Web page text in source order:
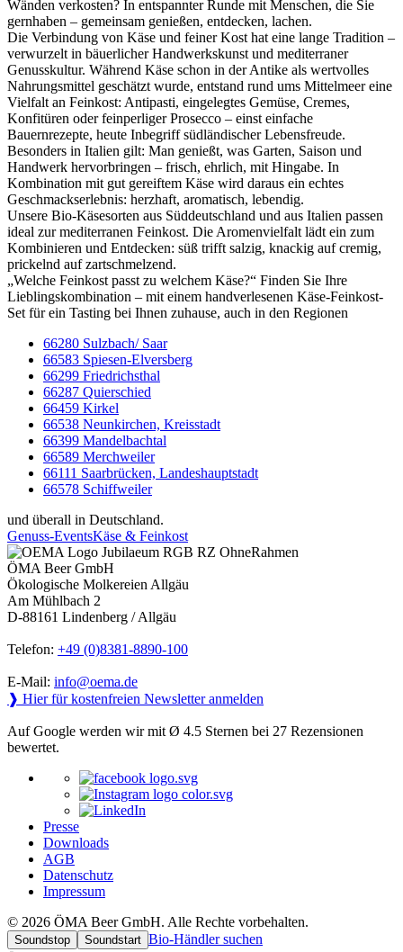
Wänden verkosten? In entspannter Runde mit Menschen, die Sie
gernhaben – gemeinsam genießen, entdecken, lachen.
Die Verbindung von Käse und feiner Kost hat eine lange Tradition –
verwurzelt in bäuerlicher Handwerkskunst und mediterraner
Genusskultur. Während Käse schon in der Antike als wertvolles
Nahrungsmittel geschätzt wurde, entstand rund ums Mittelmeer eine
Vielfalt an Feinkost: Antipasti, eingelegtes Gemüse, Cremes,
Konfitüren oder feinperliger Prosecco – einst einfache
Bauernrezepte, heute Inbegriff südländischer Lebensfreude.
Besonders in Italien gilt: Man genießt, was Garten, Saison und
Handwerk hervorbringen – frisch, ehrlich, mit Hingabe. In
Kombination mit gut gereiftem Käse wird daraus ein echtes
Geschmackserlebnis: herzhaft, aromatisch, lebendig.
Unsere Bio-Käsesorten aus Süddeutschland und aus Italien passen
ideal zur mediterranen Feinkost. Die Aromenvielfalt lädt ein zum
Kombinieren und Entdecken: süß trifft salzig, knackig auf cremig,
prickelnd auf zartschmelzend.
„Welche Feinkost passt zu welchem Käse?“ Finden Sie Ihre
Lieblingskombination – mit einem handverlesenen Käse-Feinkost-
Set für ein Tasting bei Ihnen zuhause, auch in den Regionen
66280 Sulzbach/ Saar
66583 Spiesen-Elversberg
66299 Friedrichsthal
66287 Quierschied
66459 Kirkel
66538 Neunkirchen, Kreisstadt
66399 Mandelbachtal
66589 Merchweiler
66111 Saarbrücken, Landeshauptstadt
66578 Schiffweiler
und überall in Deutschland.
Genuss-EventsKäse & Feinkost
ÖMA Beer GmbH
Ökologische Molkereien Allgäu
Am Mühlbach 2
D-88161 Lindenberg / Allgäu
Telefon: +49 (0)8381-8890-100
E-Mail: info@oema.de
❱ Hier für kostenfreien Newsletter anmelden
Auf Google werden wir mit Ø 4.5 Sternen bei 27 Rezensionen
bewertet.
Presse
Downloads
AGB
Datenschutz
Impressum
© 2026 ÖMA Beer GmbH. Alle Rechte vorbehalten.
Soundstop Soundstart Bio-Händler suchen